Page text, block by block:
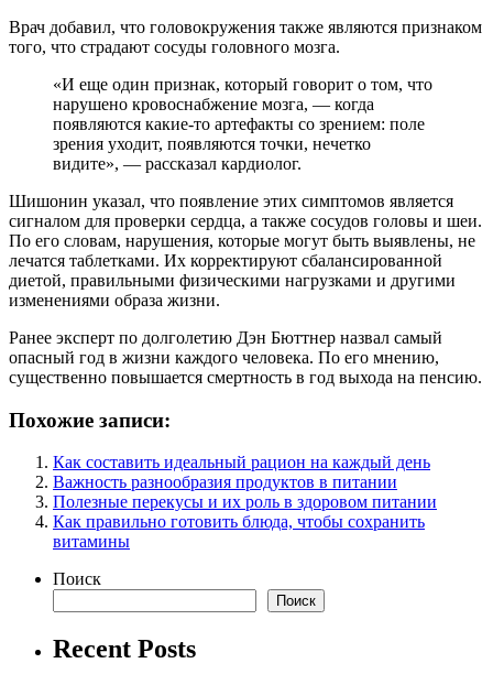
Врач добавил, что головокружения также являются признаком
того, что страдают сосуды головного мозга.
«И еще один признак, который говорит о том, что
нарушено кровоснабжение мозга, — когда
появляются какие-то артефакты со зрением: поле
зрения уходит, появляются точки, нечетко
видите», — рассказал кардиолог.
Шишонин указал, что появление этих симптомов является
сигналом для проверки сердца, а также сосудов головы и шеи.
По его словам, нарушения, которые могут быть выявлены, не
лечатся таблетками. Их корректируют сбалансированной
диетой, правильными физическими нагрузками и другими
изменениями образа жизни.
Ранее эксперт по долголетию Дэн Бюттнер назвал самый
опасный год в жизни каждого человека. По его мнению,
существенно повышается смертность в год выхода на пенсию.
Похожие записи:
Как составить идеальный рацион на каждый день
Важность разнообразия продуктов в питании
Полезные перекусы и их роль в здоровом питании
Как правильно готовить блюда, чтобы сохранить
витамины
Поиск
Поиск
Recent Posts